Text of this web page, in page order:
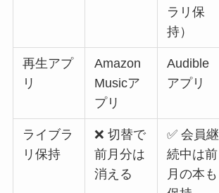
ラリ保
持）
再生アプ
リ
Amazon
Musicア
プリ
Audible
アプリ
ライブラ
リ保持
❌ 切替で
前月分は
消える
✅ 会員継
続中は前
月の本も